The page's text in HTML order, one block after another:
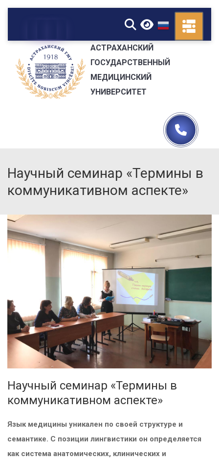
▼
АСТРАХАНСКИЙ
ГОСУДАРСТВЕННЫЙ
МЕДИЦИНСКИЙ
УНИВЕРСИТЕТ
Научный семинар «Термины в
коммуникативном аспекте»
Научный семинар «Термины в
коммуникативном аспекте»
Язык медицины уникален по своей структуре и
семантике. С позиции лингвистики он определяется
как система анатомических, клинических и